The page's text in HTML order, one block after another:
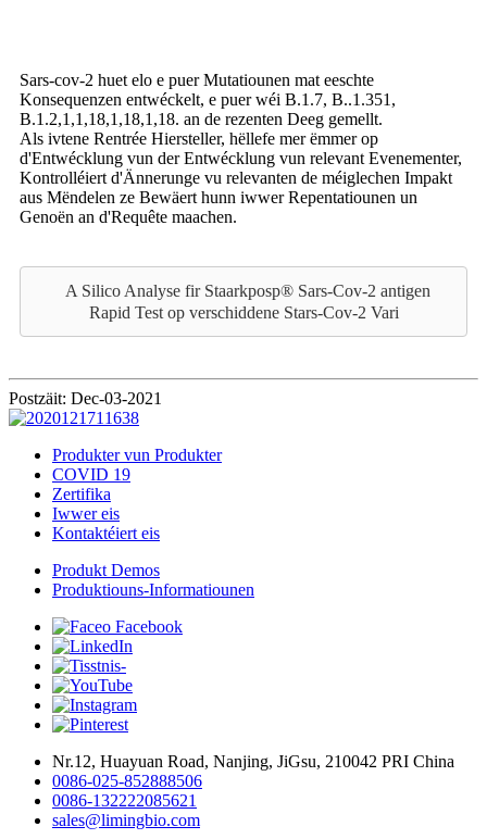
Sars-cov-2 huet elo e puer Mutatiounen mat eeschte
Konsequenzen entwéckelt, e puer wéi B.1.7, B..1.351,
B.1.2,1,1,18,1,18,1,18. an de rezenten Deeg gemellt.
Als ivtene Rentrée Hiersteller, hëllefe mer ëmmer op
d'Entwécklung vun der Entwécklung vun relevant Evenementer,
Kontrolléiert d'Ännerunge vu relevanten de méiglechen Impakt
aus Mëndelen ze Bewäert hunn iwwer Repentatiounen un
Genoën an d'Requête maachen.
A Silico Analyse fir Staarkposp® Sars-Cov-2 antigen
Rapid Test op verschiddene Stars-Cov-2 Vari
Postzäit: Dec-03-2021
Produkter vun Produkter
COVID 19
Zertifika
Iwwer eis
Kontaktéiert eis
Produkt Demos
Produktiouns-Informatiounen
Nr.12, Huayuan Road, Nanjing, JiGsu, 210042 PRI China
0086-025-852888506
0086-132222085621
sales@limingbio.com